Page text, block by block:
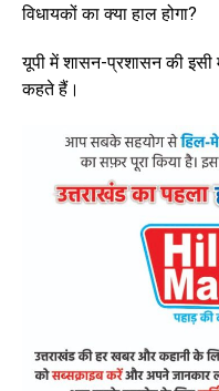
विधायकों का क्या हाल होगा?
यूपी में शासन-प्रशासन की इसी
कहते हैं।